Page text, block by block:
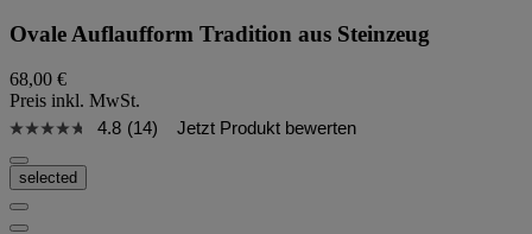
Ovale Auflaufform Tradition aus Steinzeug
68,00 €
Preis inkl. MwSt.
4.8 (14) Jetzt Produkt bewerten
selected